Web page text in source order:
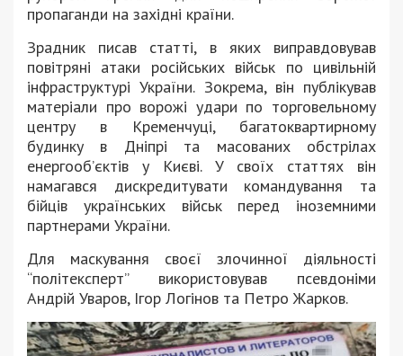
пропаганди на західні країни.
Зрадник писав статті, в яких виправдовував
повітряні атаки російських військ по цивільній
інфраструктурі України. Зокрема, він публікував
матеріали про ворожі удари по торговельному
центру в Кременчуці, багатоквартирному
будинку в Дніпрі та масованих обстрілах
енергооб’єктів у Києві. У своїх статтях він
намагався дискредитувати командування та
бійців українських військ перед іноземними
партнерами України.
Для маскування своєї злочинної діяльності
“політексперт” використовував псевдоніми
Андрій Уваров, Ігор Логінов та Петро Жарков.